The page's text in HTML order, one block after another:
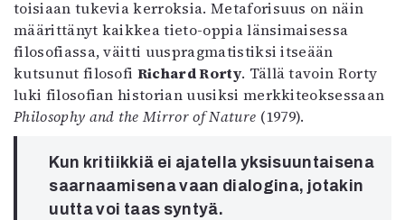
toisiaan tukevia kerroksia. Metaforisuus on näin
määrittänyt kaikkea tieto-oppia länsimaisessa
filosofiassa, väitti uuspragmatistiksi itseään
kutsunut filosofi Richard Rorty. Tällä tavoin Rorty
luki filosofian historian uusiksi merkkiteoksessaan
Philosophy and the Mirror of Nature (1979).
Kun kritiikkiä ei ajatella yksisuuntaisena
saarnaamisena vaan dialogina, jotakin
uutta voi taas syntyä.